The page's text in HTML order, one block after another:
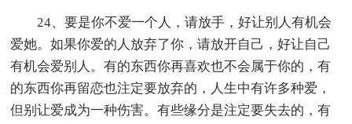
24、要是你不爱一个人，请放手，好让别人有机会
爱她。如果你爱的人放弃了你，请放开自己，好让自己
有机会爱别人。有的东西你再喜欢也不会属于你的，有
的东西你再留恋也注定要放弃的，人生中有许多种爱，
但别让爱成为一种伤害。有些缘分是注定要失去的，有